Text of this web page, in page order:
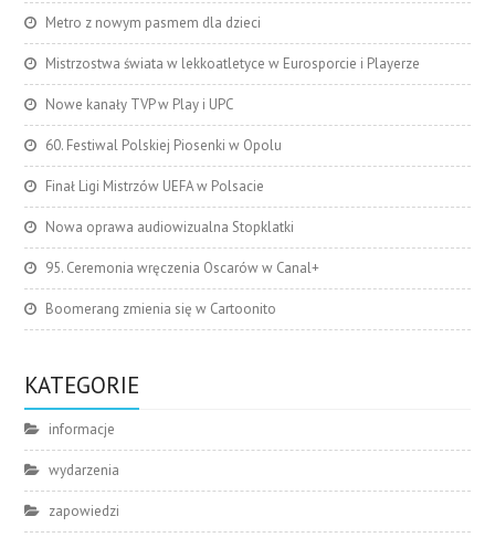
Metro z nowym pasmem dla dzieci
Mistrzostwa świata w lekkoatletyce w Eurosporcie i Playerze
Nowe kanały TVP w Play i UPC
60. Festiwal Polskiej Piosenki w Opolu
Finał Ligi Mistrzów UEFA w Polsacie
Nowa oprawa audiowizualna Stopklatki
95. Ceremonia wręczenia Oscarów w Canal+
Boomerang zmienia się w Cartoonito
KATEGORIE
informacje
wydarzenia
zapowiedzi